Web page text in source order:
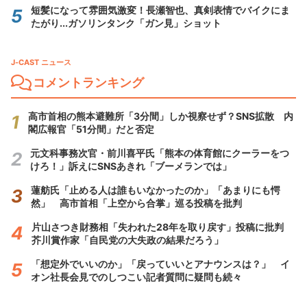
短髪になって雰囲気激変！長瀬智也、真剣表情でバイクにま
たがり...ガソリンタンク「ガン見」ショット
J-CAST ニュース
コメントランキング
高市首相の熊本避難所「3分間」しか視察せず？SNS拡散 内
閣広報官「51分間」だと否定
元文科事務次官・前川喜平氏「熊本の体育館にクーラーをつ
けろ！」訴えにSNSあきれ「ブーメランでは」
蓮舫氏「止める人は誰もいなかったのか」「あまりにも愕
然」 高市首相「上空から合掌」巡る投稿を批判
片山さつき財務相「失われた28年を取り戻す」投稿に批判
芥川賞作家「自民党の大失政の結果だろう」
「想定外でいいのか」「戻っていいとアナウンスは？」 イ
オン社長会見でのしつこい記者質問に疑問も続々